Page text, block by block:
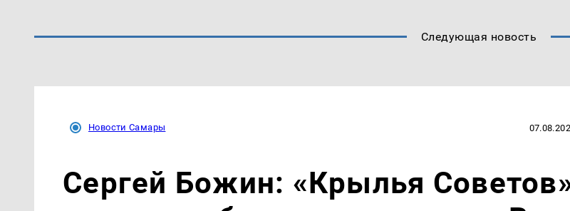
Следующая новость
Новости Самары
Сергей Божин: «Крылья